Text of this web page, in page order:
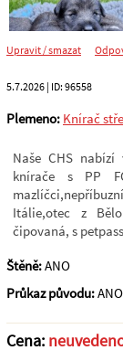
Upravit / smazat
5.7.2026 | ID: 96558
Plemeno: Knírač
Naše CHS
knírače s PP
Itálie,otec z
čipovaná, s
Štěně:ANO
Průkaz původu:ANO
Cena: